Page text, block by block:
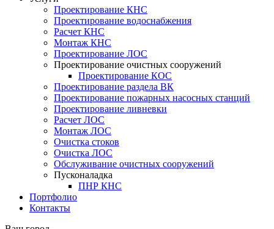
Проектирование КНС
Проектирование водоснабжения
Расчет КНС
Монтаж КНС
Проектирование ЛОС
Проектирование очистных сооружений
Проектирование КОС
Проектирование раздела ВК
Проектирование пожарных насосных станций
Проектирование ливневки
Расчет ЛОС
Монтаж ЛОС
Очистка стоков
Очистка ЛОС
Обслуживание очистных сооружений
Пусконаладка
ПНР КНС
Портфолио
Контакты